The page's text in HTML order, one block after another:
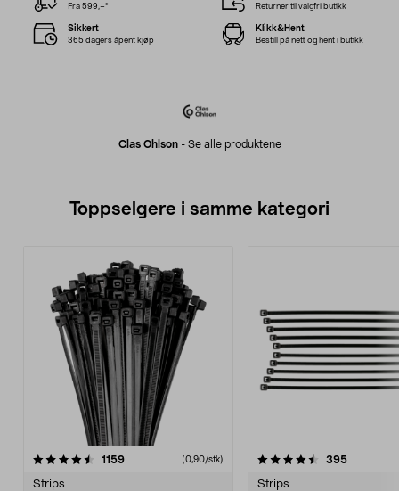
Clas Ohlson- Se alle produktene
Fra 599,–* Returner til valgfri butikk
Sikkert
365 dagers åpent kjøp
Klikk&Hent
Bestill på nett og hent i butikk
Toppselgere i samme kategori
1159anmeldelser(0,90/stk)
Strips
4.5 av 5 stjerner 395
Strips
4.5 av 5 stjerner